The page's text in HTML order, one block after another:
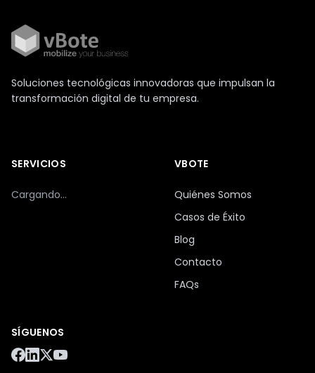
Soluciones tecnológicas innovadoras que impulsan la
transformación digital de tu empresa.
SERVICIOS
Cargando...
VBOTE
Quiénes Somos
Casos de Éxito
Blog
Contacto
FAQs
SÍGUENOS